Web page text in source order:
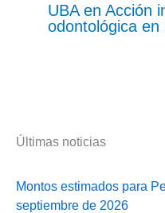
UBA en Acción
odontológica
Últimas noticias
Montos estimados para
septiembre de 2026